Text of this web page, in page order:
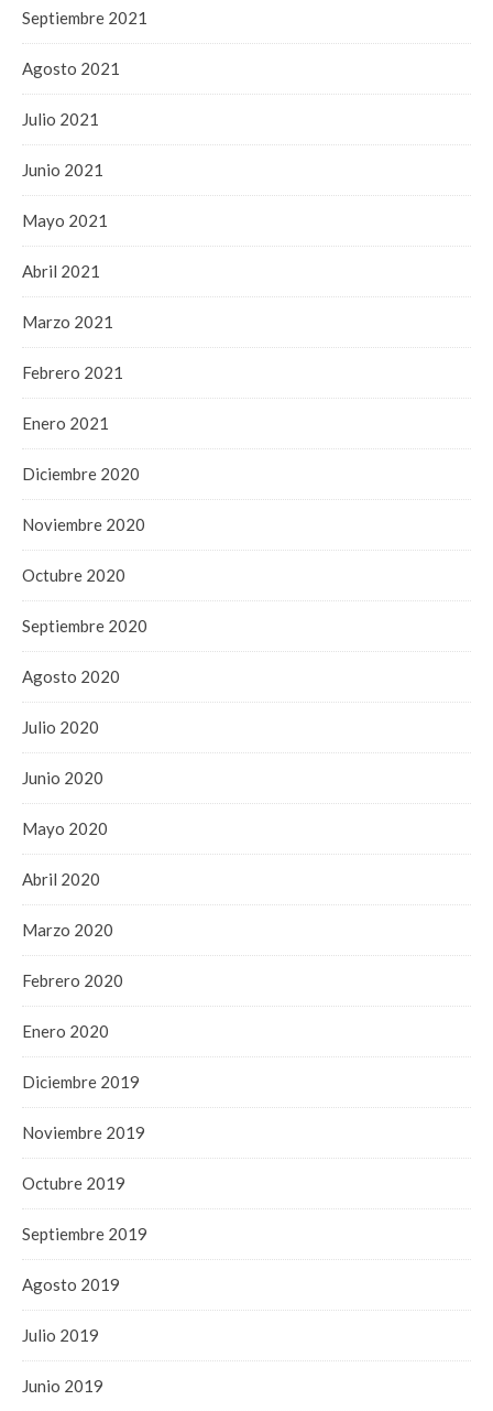
Septiembre 2021
Agosto 2021
Julio 2021
Junio 2021
Mayo 2021
Abril 2021
Marzo 2021
Febrero 2021
Enero 2021
Diciembre 2020
Noviembre 2020
Octubre 2020
Septiembre 2020
Agosto 2020
Julio 2020
Junio 2020
Mayo 2020
Abril 2020
Marzo 2020
Febrero 2020
Enero 2020
Diciembre 2019
Noviembre 2019
Octubre 2019
Septiembre 2019
Agosto 2019
Julio 2019
Junio 2019